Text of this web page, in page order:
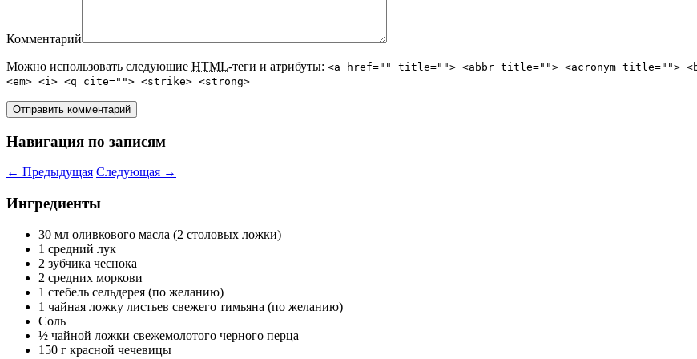
Комментарий
Можно использовать следующие HTML-теги и атрибуты: <a href="" title=""> <abbr title=""> <acronym title="">
<em> <i> <q cite=""> <strike> <strong>
Навигация по записям
← Предыдущая Следующая →
Ингредиенты
30 мл оливкового масла (2 столовых ложки)
1 средний лук
2 зубчика чеснока
2 средних моркови
1 стебель сельдерея (по желанию)
1 чайная ложку листьев свежего тимьяна (по желанию)
Соль
½ чайной ложки свежемолотого черного перца
150 г красной чечевицы